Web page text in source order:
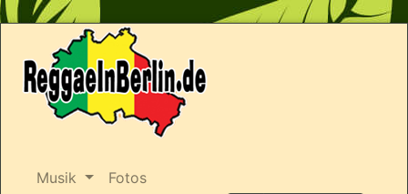
Musik
Fotos